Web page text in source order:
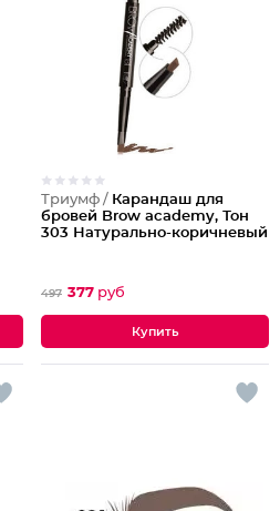
Триумф / Карандаш для
бровей Brow academy, Тон
303 Натурально-коричневый
497 377 руб